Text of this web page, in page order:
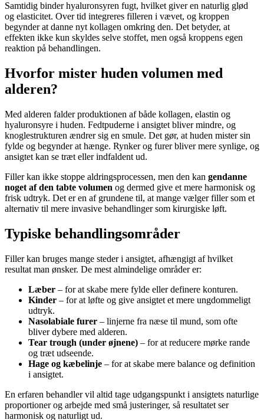
Samtidig binder hyaluronsyren fugt, hvilket giver en naturlig glød
og elasticitet. Over tid integreres filleren i vævet, og kroppen
begynder at danne nyt kollagen omkring den. Det betyder, at
effekten ikke kun skyldes selve stoffet, men også kroppens egen
reaktion på behandlingen.
Hvorfor mister huden volumen med
alderen?
Med alderen falder produktionen af både kollagen, elastin og
hyaluronsyre i huden. Fedtpuderne i ansigtet bliver mindre, og
knoglestrukturen ændrer sig en smule. Det gør, at huden mister sin
fylde og begynder at hænge. Rynker og furer bliver mere synlige, og
ansigtet kan se træt eller indfaldent ud.
Filler kan ikke stoppe aldringsprocessen, men den kan gendanne
noget af den tabte volumen og dermed give et mere harmonisk og
frisk udtryk. Det er en af grundene til, at mange vælger filler som et
alternativ til mere invasive behandlinger som kirurgiske løft.
Typiske behandlingsområder
Filler kan bruges mange steder i ansigtet, afhængigt af hvilket
resultat man ønsker. De mest almindelige områder er:
Læber – for at skabe mere fylde eller definere konturen.
Kinder – for at løfte og give ansigtet et mere ungdommeligt
udtryk.
Nasolabiale furer – linjerne fra næse til mund, som ofte
bliver dybere med alderen.
Tear trough (under øjnene) – for at reducere mørke rande
og træt udseende.
Hage og kæbelinje – for at skabe mere balance og definition
i ansigtet.
En erfaren behandler vil altid tage udgangspunkt i ansigtets naturlige
proportioner og arbejde med små justeringer, så resultatet ser
harmonisk og naturligt ud.